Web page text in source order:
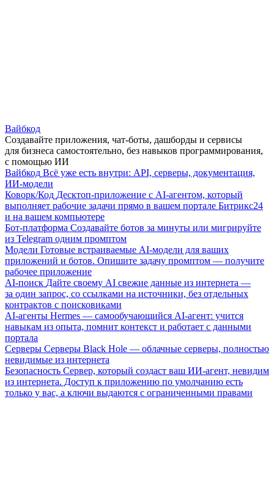
Вайбкод
Создавайте приложения, чат-боты, дашборды и сервисы
для бизнеса самостоятельно, без навыков программирования,
с помощью ИИ
Вайбкод Всё уже есть внутри: API, серверы, документация,
ИИ-модели
Коворк/Код Десктоп-приложение с AI-агентом, который
выполняет рабочие задачи прямо в вашем портале Битрикс24
и на вашем компьютере
Бот-платформа Создавайте ботов за минуты или мигрируйте
из Telegram одним промптом
Модели Готовые встраиваемые AI-модели для ваших
приложений и ботов. Опишите задачу промптом — получите
рабочее приложение
AI-поиск Дайте своему AI свежие данные из интернета —
за один запрос, со ссылками на источники, без отдельных
контрактов с поисковиками
AI-агенты Hermes — самообучающийся AI-агент: учится
навыкам из опыта, помнит контекст и работает с данными
портала
Серверы Серверы Black Hole — облачные серверы, полностью
невидимые из интернета
Безопасность Сервер, который создаст ваш ИИ-агент, невидим
из интернета. Доступ к приложению по умолчанию есть
только у вас, а ключи выдаются с ограниченными правами